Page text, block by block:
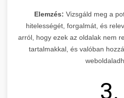
Elemzés: Vizsgáld meg a
hitelességét, forgalmát, és
arról, hogy ezek az oldalak nem
tartalmakkal, és valóban
3.